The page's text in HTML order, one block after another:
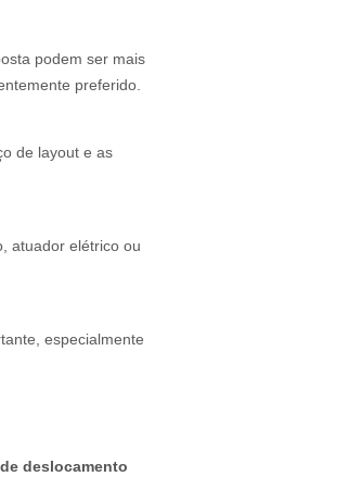
podem ser mais
preferido.
de layout e as
atuador elétrico ou
especialmente
deslocamento